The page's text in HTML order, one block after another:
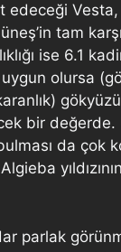
edeceği
tam
ise 6.1
olursa
bir değerde.
da çok
Algieba
parlak